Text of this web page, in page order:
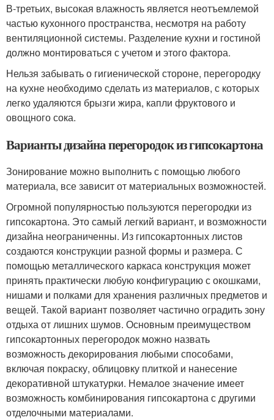
В-третьих, высокая влажность является неотъемлемой
частью кухонного пространства, несмотря на работу
вентиляционной системы. Разделение кухни и гостиной
должно монтироваться с учетом и этого фактора.
Нельзя забывать о гигиенической стороне, перегородку
на кухне необходимо сделать из материалов, с которых
легко удаляются брызги жира, капли фруктового и
овощного сока.
Варианты дизайна перегородок из гипсокартона
Зонирование можно выполнить с помощью любого
материала, все зависит от материальных возможностей.
Огромной популярностью пользуются перегородки из
гипсокартона. Это самый легкий вариант, и возможности
дизайна неограниченны. Из гипсокартонных листов
создаются конструкции разной формы и размера. С
помощью металлического каркаса конструкция может
принять практически любую конфигурацию с окошками,
нишами и полками для хранения различных предметов и
вещей. Такой вариант позволяет частично оградить зону
отдыха от лишних шумов. Основным преимуществом
гипсокартонных перегородок можно назвать
возможность декорирования любыми способами,
включая покраску, облицовку плиткой и нанесение
декоративной штукатурки. Немалое значение имеет
возможность комбинирования гипсокартона с другими
отделочными материалами.